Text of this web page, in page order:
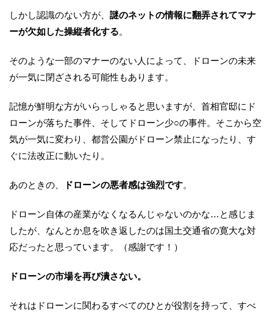
しかし認識のない方が、 謎のネットの情報に翻弄されてマナ
ーが欠如した操縦者化する。
そのような一部のマナーのない人によって、ドローンの未来
が一気に閉ざされる可能性もあります。
記憶が鮮明な方がいらっしゃると思いますが、首相官邸にド
ローンが落ちた事件、そしてドローン少○の事件。そこから空
気が一気に変わり、都営公園がドローン禁止になったり、す
ぐに法改正に動いたり。
あのときの、 ドローンの悪者感は強烈です。
ドローン自体の産業がなくなるんじゃないのかな…と感じま
したが、なんとか息を吹き返したのは国土交通省の寛大な対
応だったと思っています。（感謝です！）
ドローンの市場を再び潰さない。
それはドローンに関わるすべてのひとが役割を持って、すべ